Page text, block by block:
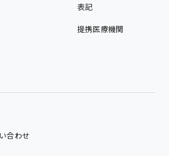
表記
提携医療機関
合わせ